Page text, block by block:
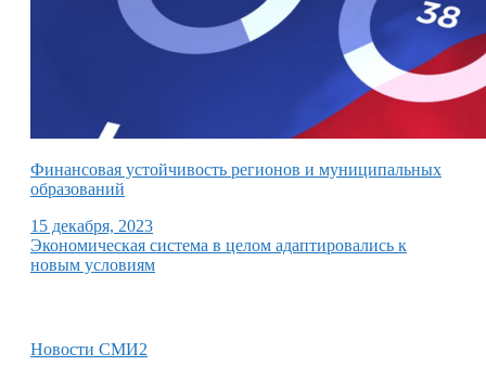
Финансовая устойчивость регионов и муниципальных
образований
15 декабря, 2023
Экономическая система в целом адаптировались к
новым условиям
Новости СМИ2